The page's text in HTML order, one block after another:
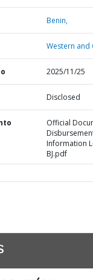
Benin,
Western and
2025/11/25
Disclosed
Official
Information
BJ.pdf